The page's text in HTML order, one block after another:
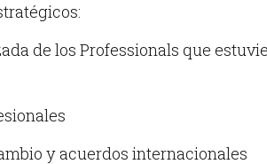
de los Professionals que
y acuerdos internacionales